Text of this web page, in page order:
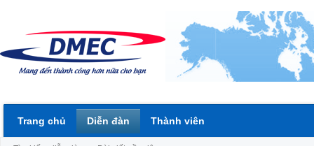
Trang chủ Diễn đàn Thành viên